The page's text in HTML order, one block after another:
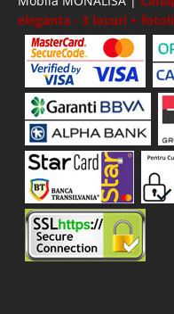
eleganta - 3 locuri +